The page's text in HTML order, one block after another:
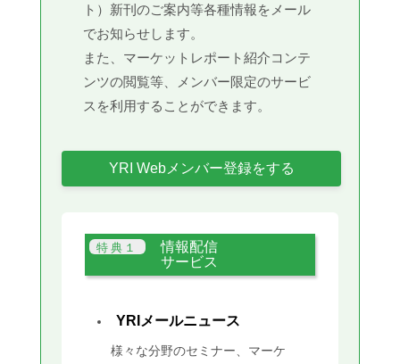
ト）新刊のご案内等各種情報をメール
でお知らせします。
また、マーケットレポート紹介コンテ
ンツの閲覧等、メンバー限定のサービ
スを利用することができます。
YRI Webメンバー登録をする
情報配信
サービス
YRIメールニュース
様々な分野のセミナー、マーケ